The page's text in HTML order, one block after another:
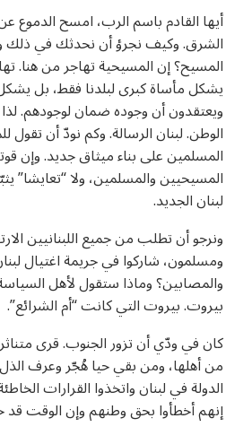
‏أيها القادم باسم الرب، امسح الدموع
الشرق. وكيف نجرؤ أن نحدثك في ذلك
المسيح؟ إن المسيحية تهاجر من هنا.
يشكل مأساة كبرى لبلدنا فقط، بل
ويعتقدون أن وجوده ضمان لوجودهم.
الوطن. لبنان الرسالة. وكم نودّ أن
المسلمين على بناء ميثاق جديد. وإن
المسيحيين والمسلمين، ولا “تعايشا”
لبنان الجديد.
ونرجو أن تطلب من جميع اللبنانيين
ومسلمون، شاركوا في جريمة اغتيال
والمصابين؟ وماذا ستقول لأهل
بيروت. بيروت التي كانت “أم الشرائع”.
كان في ودّي أن تزور الجنوب. قرى
من أهلها، ومن بقي حيا هُجّر وعرف
الدولة في لبنان واتخذوا القرارات
إنهم أخطأوا بحق وطنهم وإن الوقت قد